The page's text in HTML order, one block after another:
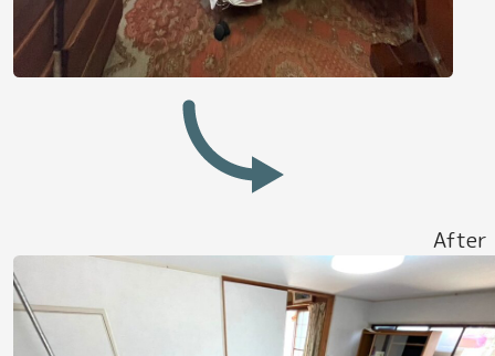
After